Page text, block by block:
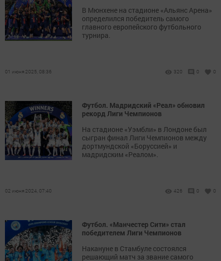
В Мюнхене на стадионе «Альянс Арена»
определился победитель самого
главного европейского футбольного
турнира.
01 июня 2025, 08:36 320 0 0
Футбол. Мадридский «Реал» обновил
рекорд Лиги Чемпионов
На стадионе «Уэмбли» в Лондоне был
сыгран финал Лиги Чемпионов между
дортмундской «Боруссией» и
мадридским «Реалом».
02 июня 2024, 07:40 426 0 0
Футбол. «Манчестер Сити» стал
победителем Лиги Чемпионов
Накануне в Стамбуле состоялся
решающий матч за звание самого